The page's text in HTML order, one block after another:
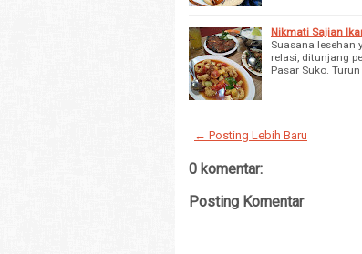
Nikmati Sajian
Suasana lesehan
relasi, ditunjang
Pasar Suko.
← Posting Lebih Baru
0 komentar:
Posting Komentar